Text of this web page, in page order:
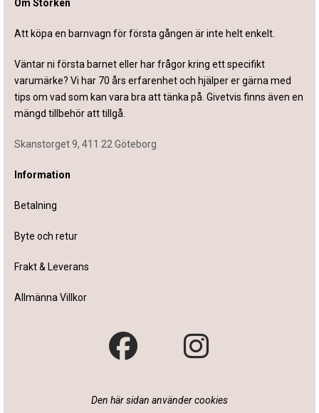
Om Storken
Att köpa en barnvagn för första gången är inte helt enkelt.
Väntar ni första barnet eller har frågor kring ett specifikt
varumärke? Vi har 70 års erfarenhet och hjälper er gärna med
tips om vad som kan vara bra att tänka på. Givetvis finns även en
mängd tillbehör att tillgå.
Skanstorget 9, 411 22 Göteborg
Information
Betalning
Byte och retur
Frakt & Leverans
Allmänna Villkor
Den här sidan använder cookies